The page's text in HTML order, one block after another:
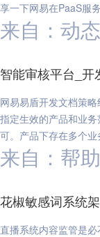
享一下网易在PaaS服
来自：动
智能审核平台_
网易易盾开发文档策
指定生效的产品和业
可。产品下存在多个
来自：帮
花椒敏感词系统
直播系统内容监管是